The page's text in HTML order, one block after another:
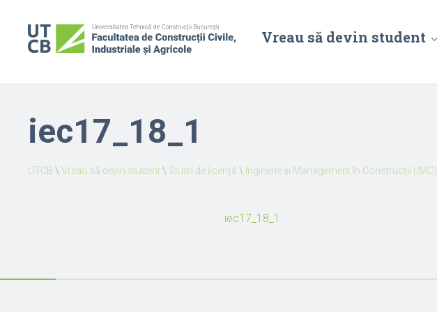
Vreau să devin student
iec17_18_1
UTCB \ Vreau să devin student\ Studii de licență \ Inginerie și Management în Construcţii (IMC)
iec17_18_1